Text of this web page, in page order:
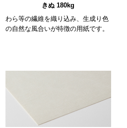
きぬ 180kg
わら等の繊維を織り込み、生成り色
の自然な風合いが特徴の用紙です。